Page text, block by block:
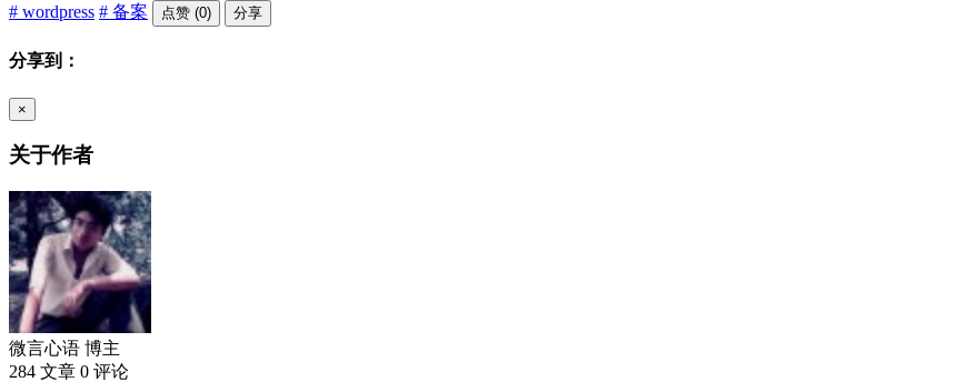
# wordpress # 备案 点赞 (0) 分享
分享到：
×
关于作者
微言心语 博主
284 文章 0 评论